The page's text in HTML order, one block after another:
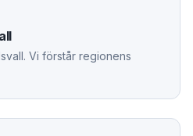
Vi förstår regionens